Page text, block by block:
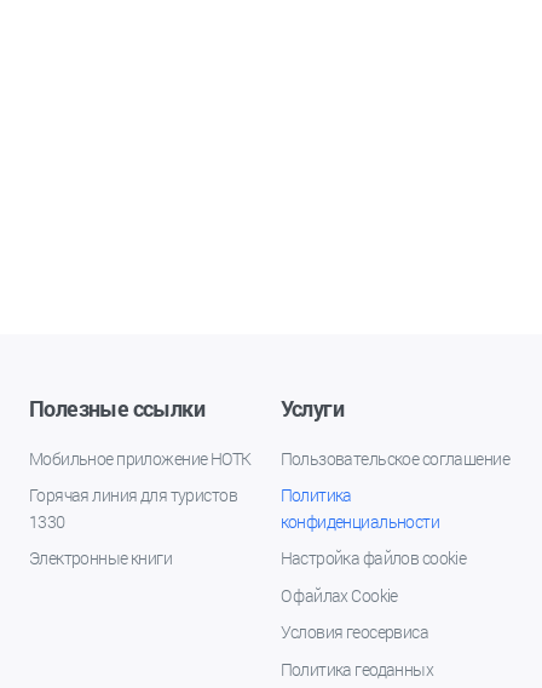
Полезные ссылки
Мобильное приложение НОТК
Горячая линия для туристов
1330
Электронные книги
Услуги
Пользовательское соглашение
Политика
конфиденциальности
Настройка файлов cookie
О файлах Cookie
Условия геосервиса
Политика геоданных